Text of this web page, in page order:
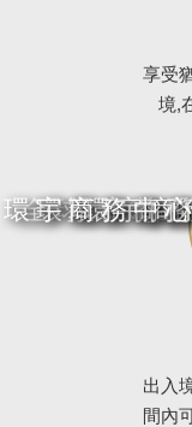
全球156個
尊
環宇商務
環宇商
環宇商
環宇商務中
享受
境,
出入
間內